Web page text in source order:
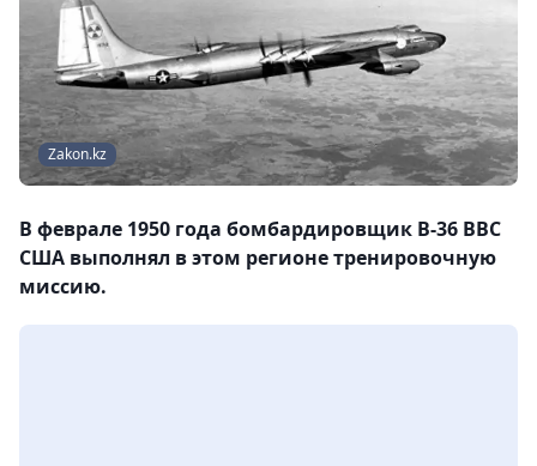
Zakon.kz
В феврале 1950 года бомбардировщик B-36 ВВС
США выполнял в этом регионе тренировочную
миссию.